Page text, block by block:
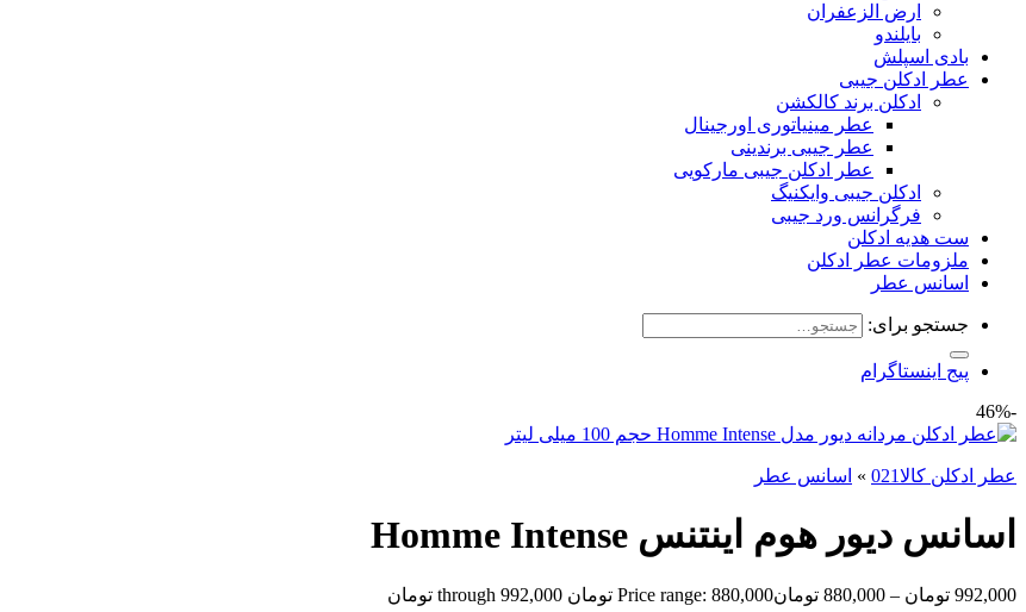
ارض الزعفران
بایلندو
بادی اسپلش
عطر ادکلن جیبی
ادکلن برند کالکشن
عطر مینیاتوری اورجینال
عطر جیبی برندینی
عطر ادکلن جیبی مارکویی
ادکلن جیبی وایکنیگ
فرگرانس ورد جیبی
ست هدیه ادکلن
ملزومات عطر ادکلن
اسانس عطر
جستجو برای:
پیج اینستاگرام
-46%
عطر ادکلن کالا021 » اسانس عطر
اسانس دیور هوم اینتنس Homme Intense
992,000 تومان –
880,000 تومانPrice range: 880,000 تومان through 992,000 تومان